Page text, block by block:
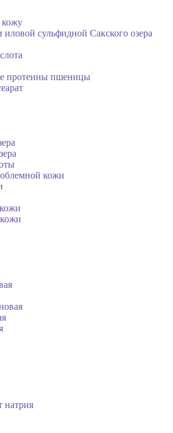
кожу
иловой сульфидной Сакского озера
протеины пшеницы
кожи
натрия